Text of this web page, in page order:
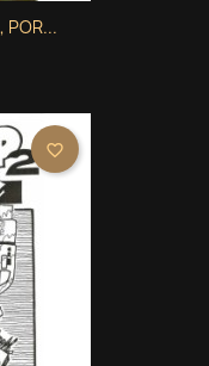
POR...
favorite_border